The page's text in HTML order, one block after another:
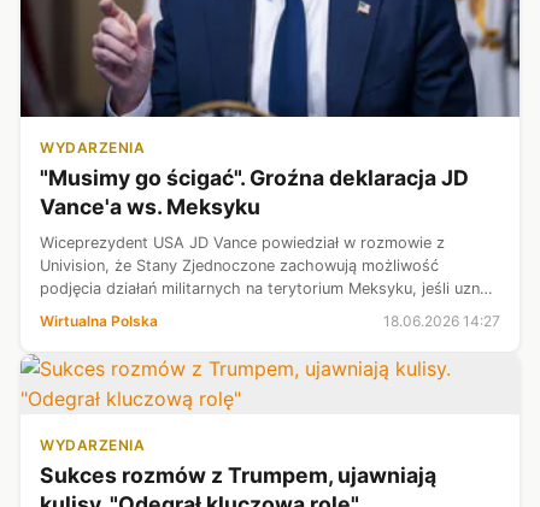
WYDARZENIA
"Musimy go ścigać". Groźna deklaracja JD
Vance'a ws. Meksyku
Wiceprezydent USA JD Vance powiedział w rozmowie z
Univision, że Stany Zjednoczone zachowują możliwość
podjęcia działań militarnych na terytorium Meksyku, jeśli uznają
Wirtualna Polska 18.06.2026 14:27
WYDARZENIA
Sukces rozmów z Trumpem, ujawniają